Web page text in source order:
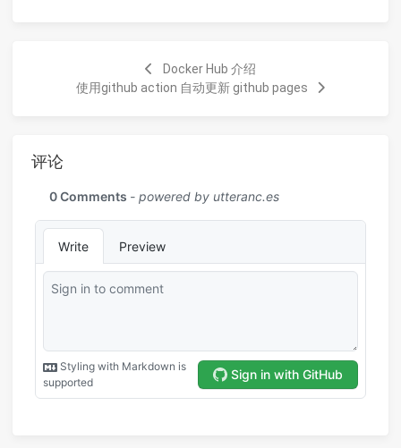
Docker Hub 介绍
使用github action 自动更新 github pages
评论